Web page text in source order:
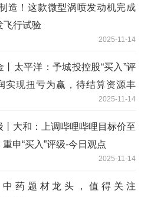
造！这款微型涡喷发动机完成
飞行试验
2025-11-14
丨太平洋：予城投控股“买入”评
实现扭亏为赢，待结算资源丰
2025-11-14
丨大和：上调哔哩哔哩目标价至
申“买入”评级-今日观点
2025-11-14
药题材龙头，值得关注